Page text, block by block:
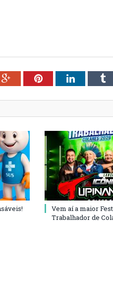
Google+PinterestLinkedIn
Vem aí a maior
Trabalhador de